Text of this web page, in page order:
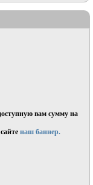
вам сумму на
наш баннер.